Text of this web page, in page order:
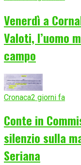
Venerdì a
Valoti, l’uomo
campo
Cronaca2 giorni fa
Conte in
silenzio sulla
Seriana